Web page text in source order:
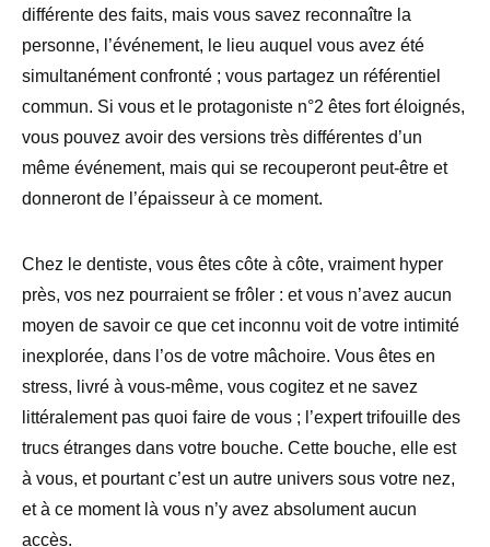
différente des faits, mais vous savez reconnaître la
personne, l’événement, le lieu auquel vous avez été
simultanément confronté ; vous partagez un référentiel
commun. Si vous et le protagoniste n°2 êtes fort éloignés,
vous pouvez avoir des versions très différentes d’un
même événement, mais qui se recouperont peut-être et
donneront de l’épaisseur à ce moment.
Chez le dentiste, vous êtes côte à côte, vraiment hyper
près, vos nez pourraient se frôler : et vous n’avez aucun
moyen de savoir ce que cet inconnu voit de votre intimité
inexplorée, dans l’os de votre mâchoire. Vous êtes en
stress, livré à vous-même, vous cogitez et ne savez
littéralement pas quoi faire de vous ; l’expert trifouille des
trucs étranges dans votre bouche. Cette bouche, elle est
à vous, et pourtant c’est un autre univers sous votre nez,
et à ce moment là vous n’y avez absolument aucun
accès.